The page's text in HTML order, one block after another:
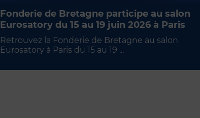
Fonderie de Bretagne participe au salon
Eurosatory du 15 au 19 juin 2026 à Paris
Retrouvez la Fonderie de Bretagne au salon
Eurosatory à Paris du 15 au 19 ...